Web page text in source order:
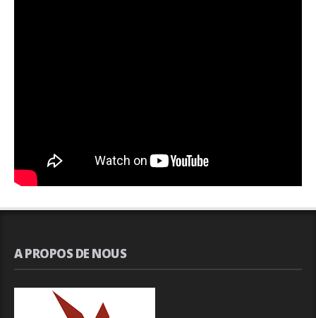
A PROPOS DE NOUS